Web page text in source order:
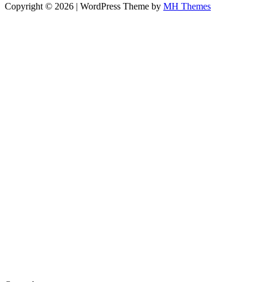
Copyright © 2026 | WordPress Theme by MH Themes